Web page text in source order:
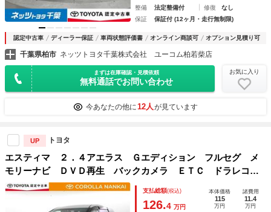
整備
法定整備付 修復
なし
保証
保証付 (12ヶ月・走行無制限)
認定中古車 ディーラー保証 車両状態評価書 オンライン商談可 オプション見積り可
千葉県柏市 ネッツトヨタ千葉株式会社 ユーコム柏若柴店
まずは在庫確認・見積依頼
無料通話でお問い合わせ
お気に入り
今あなたの他に12人が見ています
UP トヨタ
エスティマ ２．４アエラス Ｇエディション フルセグ メ
モリーナビ ＤＶＤ再生 バックカメラ ＥＴＣ ドラレコ
両側電動スライド ＨＩＤヘッドライト ウオークスルー 乗
車定員７人 ３列シート フルエアロ トヨタ認定中古車
支払総額(税込)
126.4 万円
本体価格
115
万円
諸費用
11.4
万円